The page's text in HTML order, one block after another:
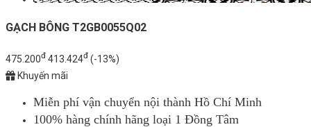
GẠCH BÔNG T2GB0055Q02
475.200đ 413.424đ (-13%)
Khuyến mãi
Miễn phí vận chuyển nội thành Hồ Chí Minh
100% hàng chính hãng loại 1 Đồng Tâm